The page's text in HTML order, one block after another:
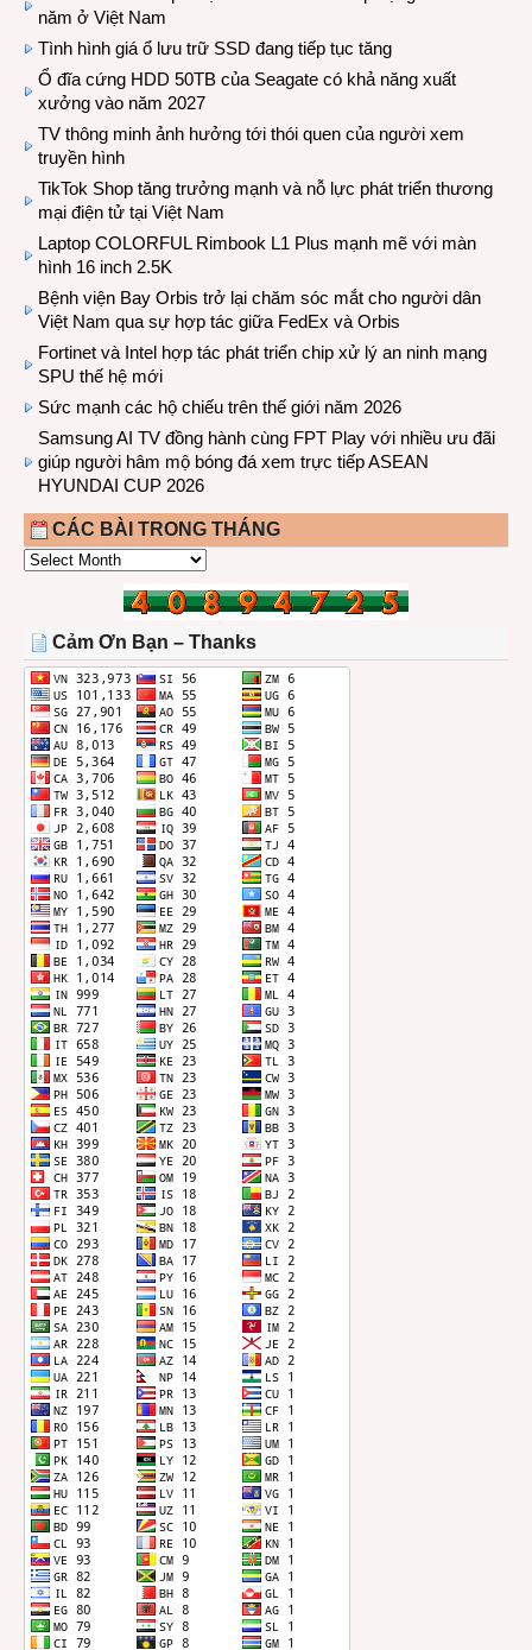
năm ở Việt Nam
Tình hình giá ổ lưu trữ SSD đang tiếp tục tăng
Ổ đĩa cứng HDD 50TB của Seagate có khả năng xuất
xưởng vào năm 2027
TV thông minh ảnh hưởng tới thói quen của người xem
truyền hình
TikTok Shop tăng trưởng mạnh và nỗ lực phát triển thương
mại điện tử tại Việt Nam
Laptop COLORFUL Rimbook L1 Plus mạnh mẽ với màn
hình 16 inch 2.5K
Bệnh viện Bay Orbis trở lại chăm sóc mắt cho người dân
Việt Nam qua sự hợp tác giữa FedEx và Orbis
Fortinet và Intel hợp tác phát triển chip xử lý an ninh mạng
SPU thế hệ mới
Sức mạnh các hộ chiếu trên thế giới năm 2026
Samsung AI TV đồng hành cùng FPT Play với nhiều ưu đãi
giúp người hâm mộ bóng đá xem trực tiếp ASEAN
HYUNDAI CUP 2026
CÁC BÀI TRONG THÁNG
CÁC
THÁNG
Cảm Ơn Bạn – Thanks